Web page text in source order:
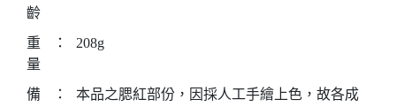
齡
重
量
： 208g
備
：
本品之腮紅部份，因採人工手繪上色，故各成